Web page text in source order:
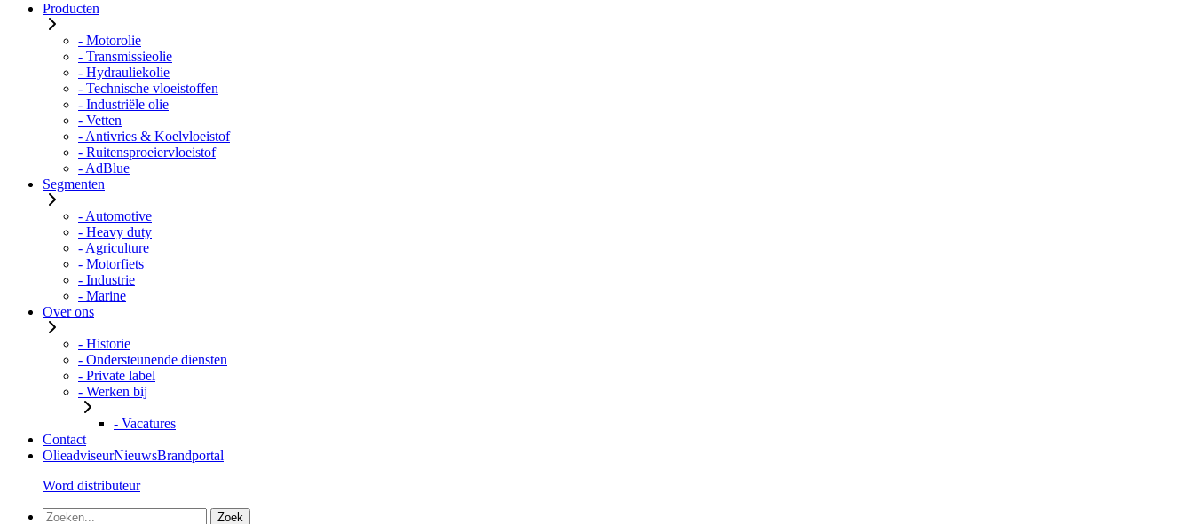
Producten
- Motorolie
- Transmissieolie
- Hydrauliekolie
- Technische vloeistoffen
- Industriële olie
- Vetten
- Antivries & Koelvloeistof
- Ruitensproeiervloeistof
- AdBlue
Segmenten
- Automotive
- Heavy duty
- Agriculture
- Motorfiets
- Industrie
- Marine
Over ons
- Historie
- Ondersteunende diensten
- Private label
- Werken bij
- Vacatures
Contact
OlieadviseurNieuwsBrandportal
Word distributeur